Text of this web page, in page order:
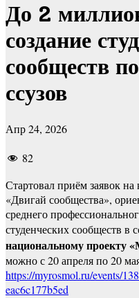
До 2
создание
сообществ
ссузов
Апр 24, 2026
82
Стартовал приём заявок
«Двигай сообщества»,
среднего
студенческих сообществ в
национальному проекту
можно с 20 апреля по 20
https://myrosmol.ru/events/
eac6c177b5ed